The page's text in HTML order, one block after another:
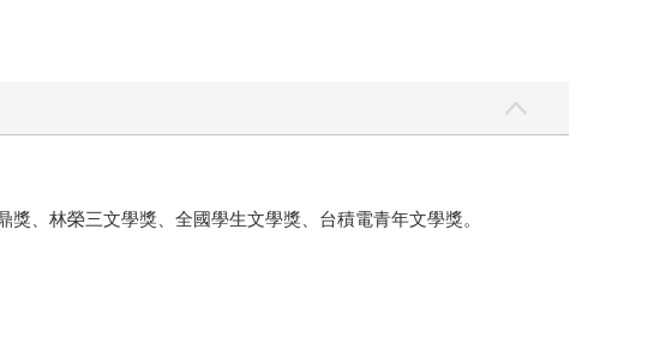
、林榮三文學獎、全國學生文學獎、台積電青年文學獎。